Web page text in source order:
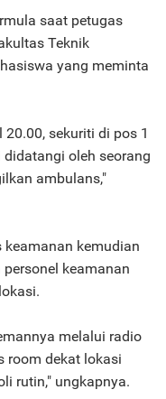
saat petugas
Teknik
yang meminta
sekuriti di pos 1
oleh seorang
ambulans,"
keamanan kemudian
keamanan
melalui radio
room dekat lokasi
rutin," ungkapnya.